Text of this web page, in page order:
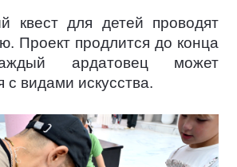
квест для детей проводят
Проект продлится до конца
ардатовец может
с видами искусства.